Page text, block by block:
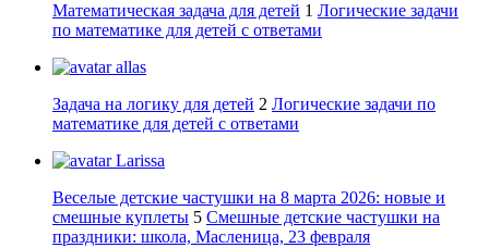
Математическая задача для детей 1 Логические задачи
по математике для детей с ответами
allas
Задача на логику для детей 2 Логические задачи по
математике для детей с ответами
Larissa
Веселые детские частушки на 8 марта 2026: новые и
смешные куплеты 5 Смешные детские частушки на
праздники: школа, Масленица, 23 февраля